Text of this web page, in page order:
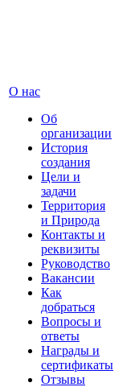
О нас
Об
организации
История
создания
Цели и
задачи
Территория
и Природа
Контакты и
реквизиты
Руководство
Вакансии
Как
добраться
Вопросы и
ответы
Награды и
сертификаты
Отзывы